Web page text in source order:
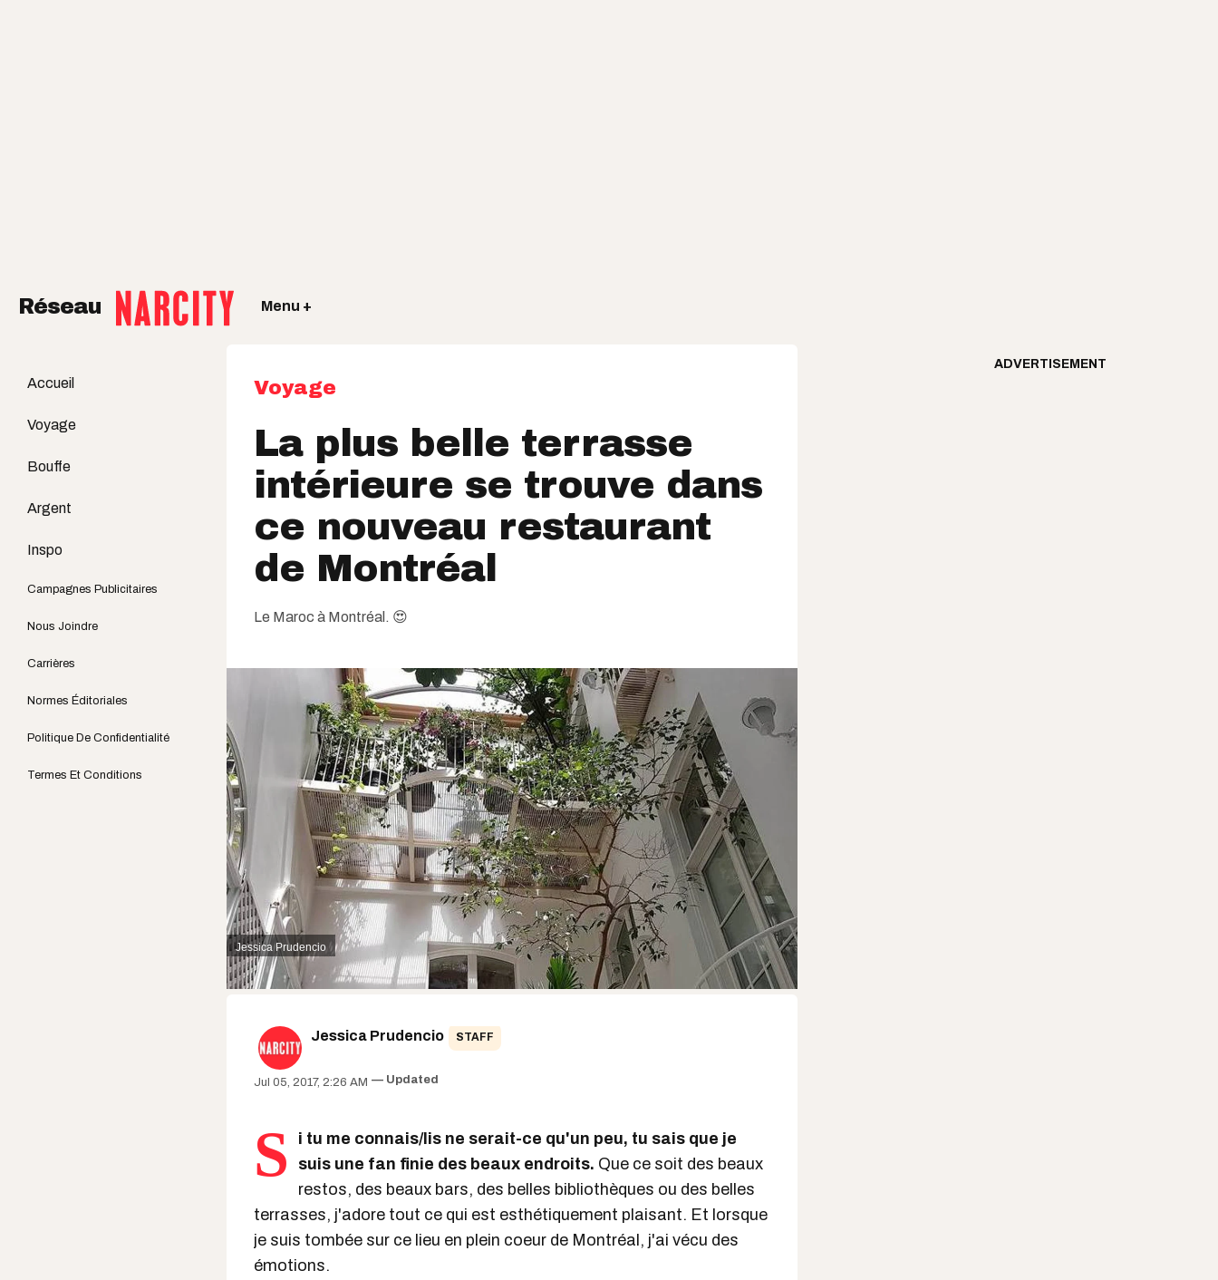
Réseau Menu +
Accueil
Voyage
Bouffe
Argent
Inspo
Campagnes Publicitaires
Nous Joindre
Carrières
Normes Éditoriales
Politique De Confidentialité
Termes Et Conditions
Voyage
La plus belle terrasse
intérieure se trouve dans
ce nouveau restaurant
de Montréal
Le Maroc à Montréal. 😍
Jessica Prudencio
Jessica Prudencio STAFF
Jul 05, 2017, 2:26 AM Updated
S
i tu me connais/lis ne serait-ce qu'un peu, tu sais que je
suis une fan finie des beaux endroits. Que ce soit des beaux
restos, des beaux bars, des belles bibliothèques ou des belles
terrasses, j'adore tout ce qui est esthétiquement plaisant. Et lorsque
je suis tombée sur ce lieu en plein coeur de Montréal, j'ai vécu des
émotions.
ADVERTISEMENT